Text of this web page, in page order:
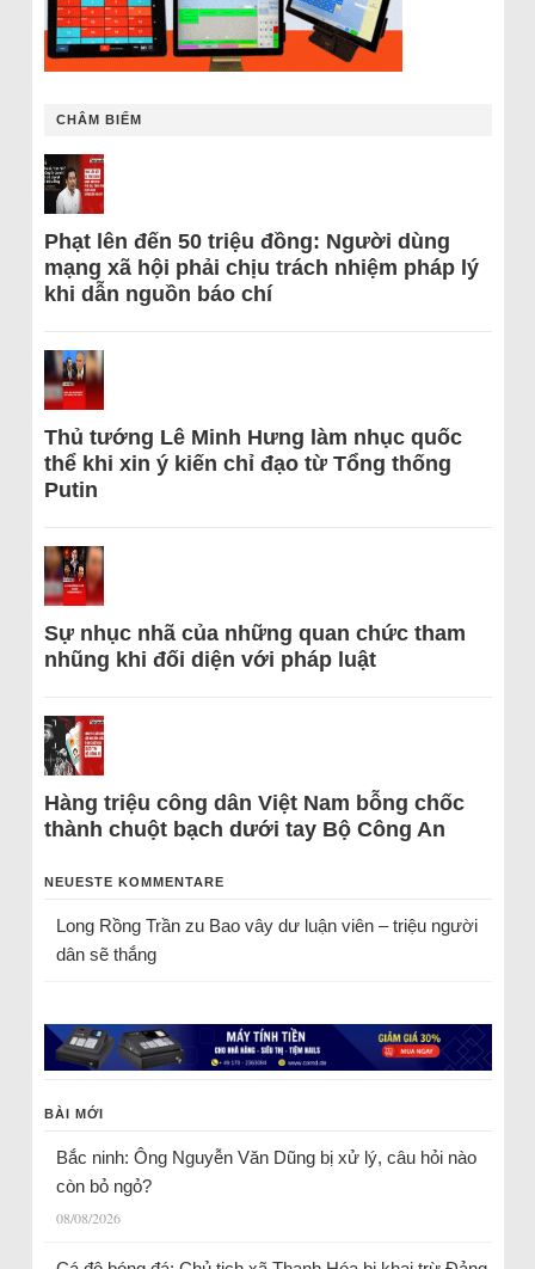
CHÂM BIẾM
Phạt lên đến 50 triệu đồng: Người dùng
mạng xã hội phải chịu trách nhiệm pháp lý
khi dẫn nguồn báo chí
Thủ tướng Lê Minh Hưng làm nhục quốc
thể khi xin ý kiến chỉ đạo từ Tổng thống
Putin
Sự nhục nhã của những quan chức tham
nhũng khi đối diện với pháp luật
Hàng triệu công dân Việt Nam bỗng chốc
thành chuột bạch dưới tay Bộ Công An
NEUESTE KOMMENTARE
Long Rồng Trầnzu Bao vây dư luận viên – triệu người
dân sẽ thắng
BÀI MỚI
Bắc ninh: Ông Nguyễn Văn Dũng bị xử lý, câu hỏi nào
còn bỏ ngỏ?
08/08/2026